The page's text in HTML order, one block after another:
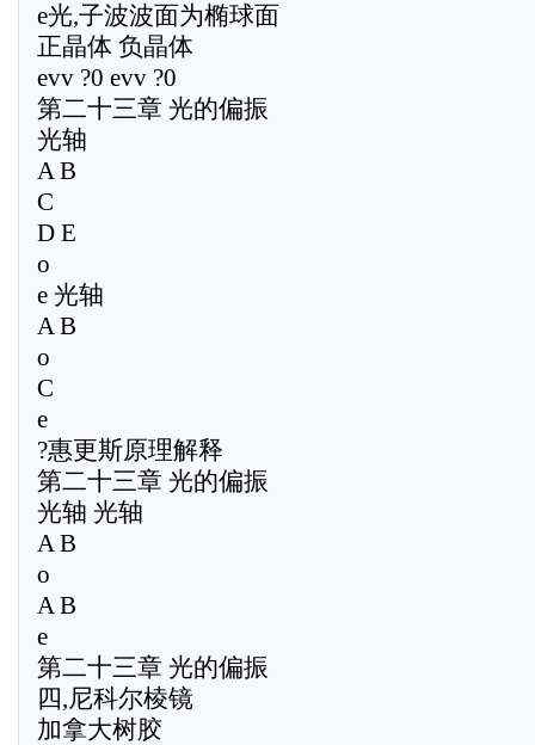
e光,子波波面为椭球面
正晶体 负晶体
evv ?0 evv ?0
第二十三章 光的偏振
光轴
A B
C
D E
o
e 光轴
A B
o
C
e
?惠更斯原理解释
第二十三章 光的偏振
光轴 光轴
A B
o
A B
e
第二十三章 光的偏振
四,尼科尔棱镜
加拿大树胶